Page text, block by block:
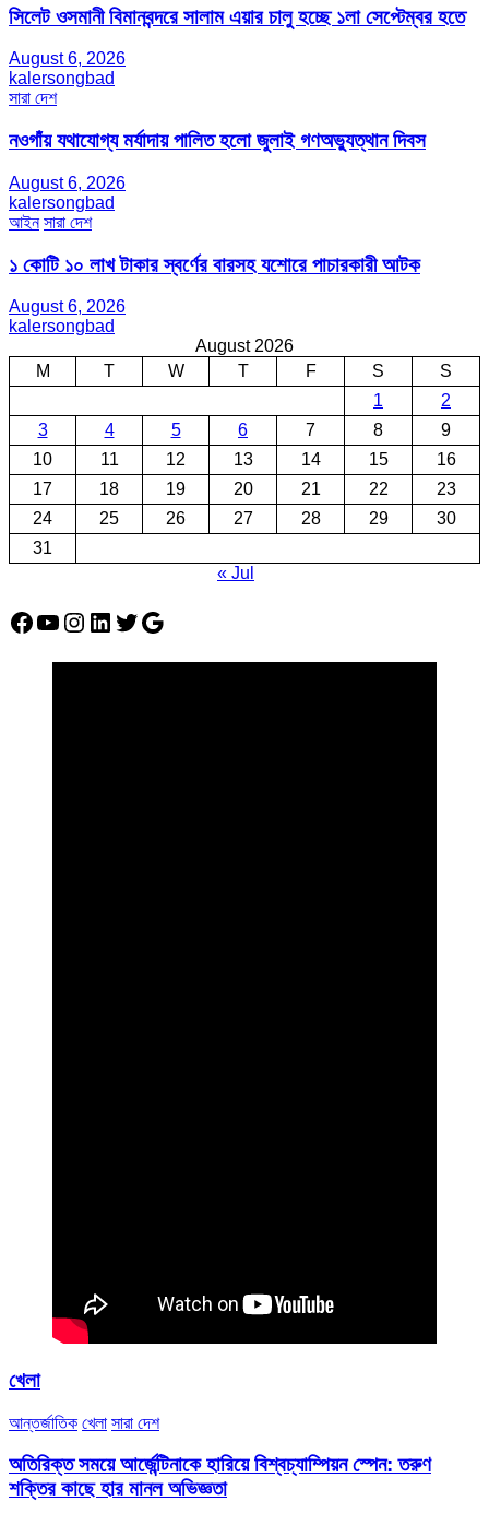
সিলেট ওসমানী বিমানবন্দরে সালাম এয়ার চালু হচ্ছে ১লা সেপ্টেম্বর হতে
August 6, 2026
kalersongbad
সারা দেশ
নওগাঁয় যথাযোগ্য মর্যাদায় পালিত হলো জুলাই গণঅভ্যুত্থান দিবস
August 6, 2026
kalersongbad
আইন সারা দেশ
১ কোটি ১০ লাখ টাকার স্বর্ণের বারসহ যশোরে পাচারকারী আটক​
August 6, 2026
kalersongbad
August 2026
M
T W T F S
S
1
2
3
4 5 6 7 8
9
10
11 12 13 14 15
16
17
18 19 20 21 22
23
24
25 26 27 28 29
30
31
« Jul
Facebook
YouTube
Instagram
LinkedIn
Twitter
Google
খেলা
আন্তর্জাতিক খেলা সারা দেশ
অতিরিক্ত সময়ে আর্জেন্টিনাকে হারিয়ে বিশ্বচ্যাম্পিয়ন স্পেন: তরুণ
শক্তির কাছে হার মানল অভিজ্ঞতা